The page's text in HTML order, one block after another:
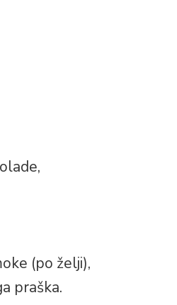
(po želji),
praška.